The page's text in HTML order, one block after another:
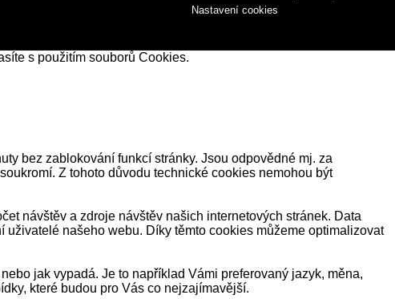
Nastavení cookies
s použitím souborů Cookies.
bez zablokování funkcí stránky. Jsou odpovědné mj. za
Z tohoto důvodu technické cookies nemohou být
návštěv a zdroje návštěv našich internetových stránek. Data
našeho webu. Díky těmto cookies můžeme optimalizovat
jak vypadá. Je to například Vámi preferovaný jazyk, měna,
které budou pro Vás co nejzajímavější.